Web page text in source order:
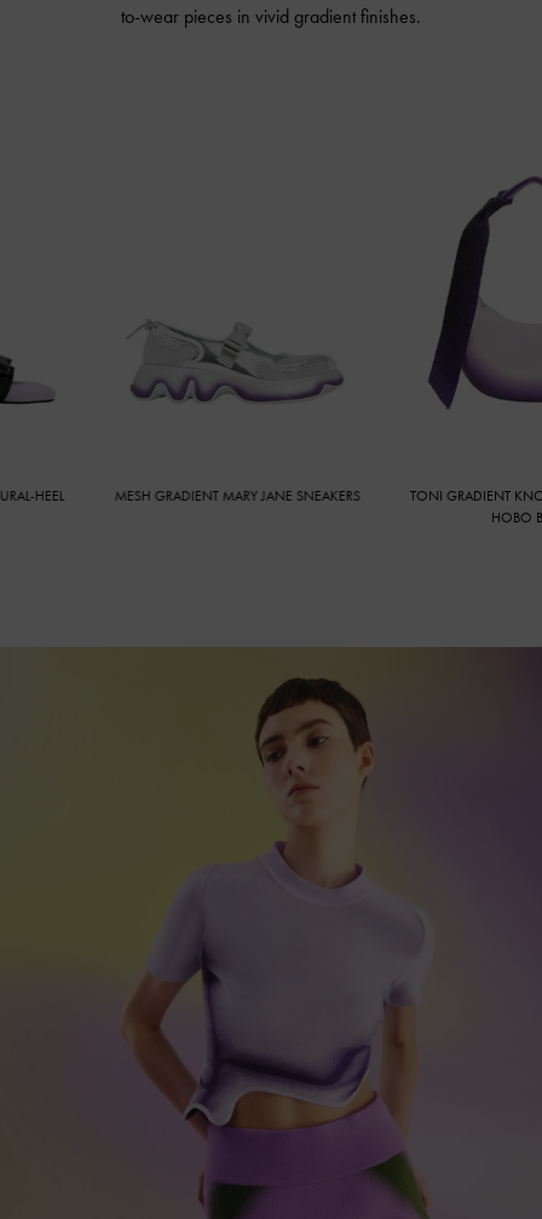
to-wear pieces in vivid gradient finishes.
MESH GRADIENT MARY JANE SNEAKERS
TONI GRADIENT
HOBO BAG